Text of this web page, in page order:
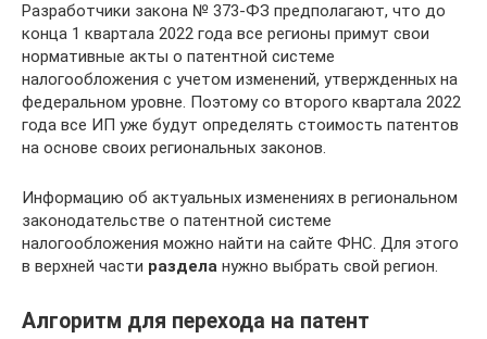
Разработчики закона № 373-ФЗ предполагают, что до
конца 1 квартала 2022 года все регионы примут свои
нормативные акты о патентной системе
налогообложения с учетом изменений, утвержденных на
федеральном уровне. Поэтому со второго квартала 2022
года все ИП уже будут определять стоимость патентов
на основе своих региональных законов.
Информацию об актуальных изменениях в региональном
законодательстве о патентной системе
налогообложения можно найти на сайте ФНС. Для этого
в верхней части раздела нужно выбрать свой регион.
Алгоритм для перехода на патент